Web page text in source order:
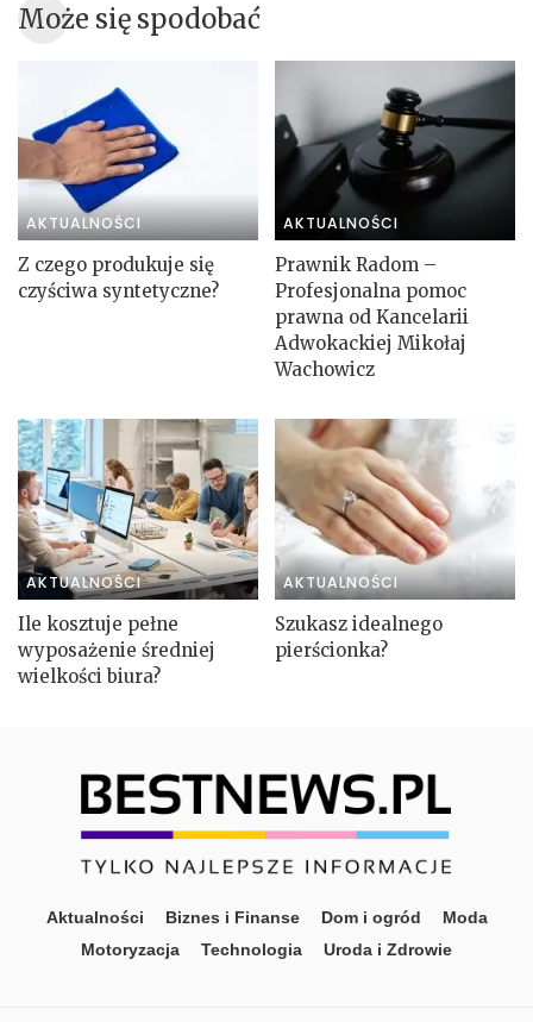
Może się spodobać
AKTUALNOŚCI
Z czego produkuje się
czyściwa syntetyczne?
AKTUALNOŚCI
Prawnik Radom –
Profesjonalna pomoc
prawna od Kancelarii
Adwokackiej Mikołaj
Wachowicz
AKTUALNOŚCI
Ile kosztuje pełne
wyposażenie średniej
wielkości biura?
AKTUALNOŚCI
Szukasz idealnego
pierścionka?
Aktualności Biznes i Finanse Dom i ogród
Moda
Motoryzacja
Technologia Uroda i Zdrowie